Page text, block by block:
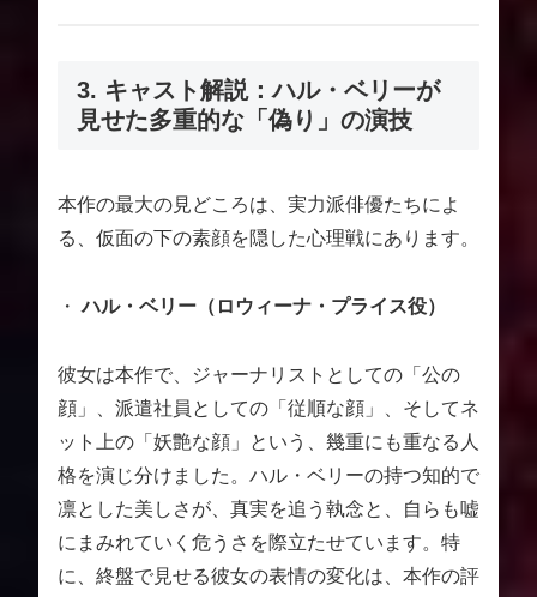
3. キャスト解説：ハル・ベリーが
見せた多重的な「偽り」の演技
本作の最大の見どころは、実力派俳優たちによ
る、仮面の下の素顔を隠した心理戦にあります。
・ハル・ベリー（ロウィーナ・プライス役）
彼女は本作で、ジャーナリストとしての「公の
顔」、派遣社員としての「従順な顔」、そしてネ
ット上の「妖艶な顔」という、幾重にも重なる人
格を演じ分けました。ハル・ベリーの持つ知的で
凛とした美しさが、真実を追う執念と、自らも嘘
にまみれていく危うさを際立たせています。特
に、終盤で見せる彼女の表情の変化は、本作の評